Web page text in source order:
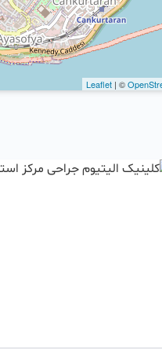
Leaflet | ©